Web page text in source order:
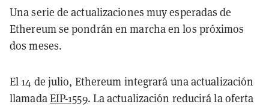
Una serie de actualizaciones muy esperadas de
Ethereum se pondrán en marcha en los próximos
dos meses.
El 14 de julio, Ethereum integrará una actualización
llamadaEIP-1559. La actualización reducirá la oferta